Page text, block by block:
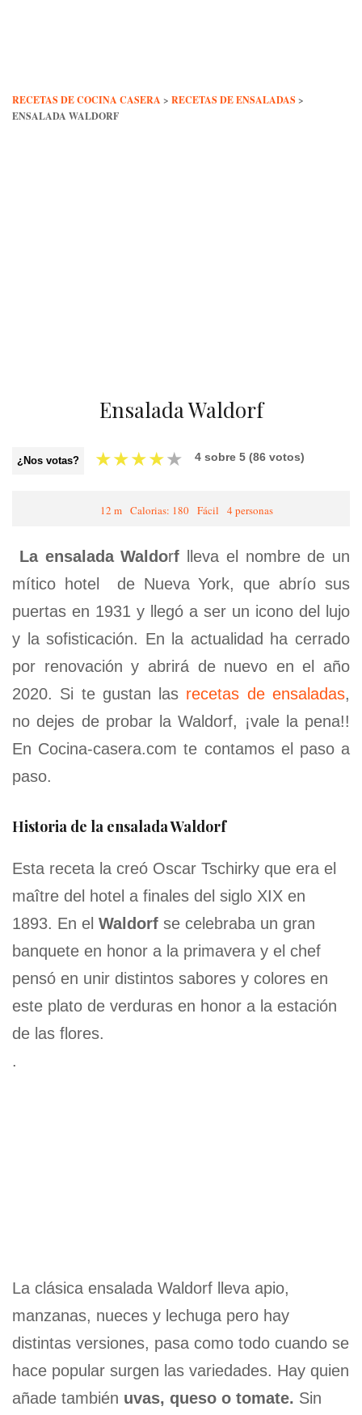
RECETAS DE COCINA CASERA > RECETAS DE ENSALADAS >
ENSALADA WALDORF
Ensalada Waldorf
¿Nos votas? ★★★★★ 4 sobre 5 (86 votos)
12 m Calorias: 180 Fácil 4 personas
La ensalada Waldorf lleva el nombre de un
mítico hotel de Nueva York, que abrío sus
puertas en 1931 y llegó a ser un icono del lujo
y la sofisticación. En la actualidad ha cerrado
por renovación y abrirá de nuevo en el año
2020. Si te gustan las recetas de ensaladas,
no dejes de probar la Waldorf, ¡vale la pena!!
En Cocina-casera.com te contamos el paso a
paso.
Historia de la ensalada Waldorf
Esta receta la creó Oscar Tschirky que era el
maître del hotel a finales del siglo XIX en
1893. En el Waldorf se celebraba un gran
banquete en honor a la primavera y el chef
pensó en unir distintos sabores y colores en
este plato de verduras en honor a la estación
de las flores.
.
La clásica ensalada Waldorf lleva apio,
manzanas, nueces y lechuga pero hay
distintas versiones, pasa como todo cuando se
hace popular surgen las variedades. Hay quien
añade también uvas, queso o tomate. Sin